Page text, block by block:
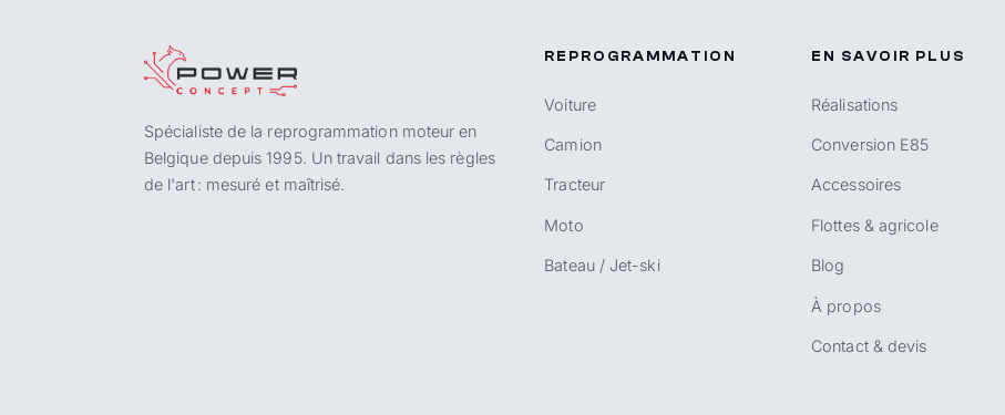
Spécialiste de la reprogrammation moteur en
Belgique depuis 1995. Un travail dans les règles
de l'art : mesuré et maîtrisé.
REPROGRAMMATION
Voiture
Camion
Tracteur
Moto
Bateau / Jet-ski
EN SAVOIR PLUS
Réalisations
Conversion E85
Accessoires
Flottes & agricole
Blog
À propos
Contact & devis